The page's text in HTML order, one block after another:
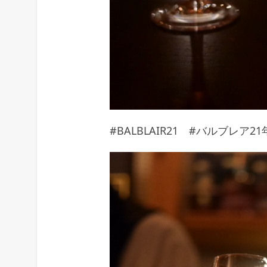
#BALBLAIR21 #バルブレア21